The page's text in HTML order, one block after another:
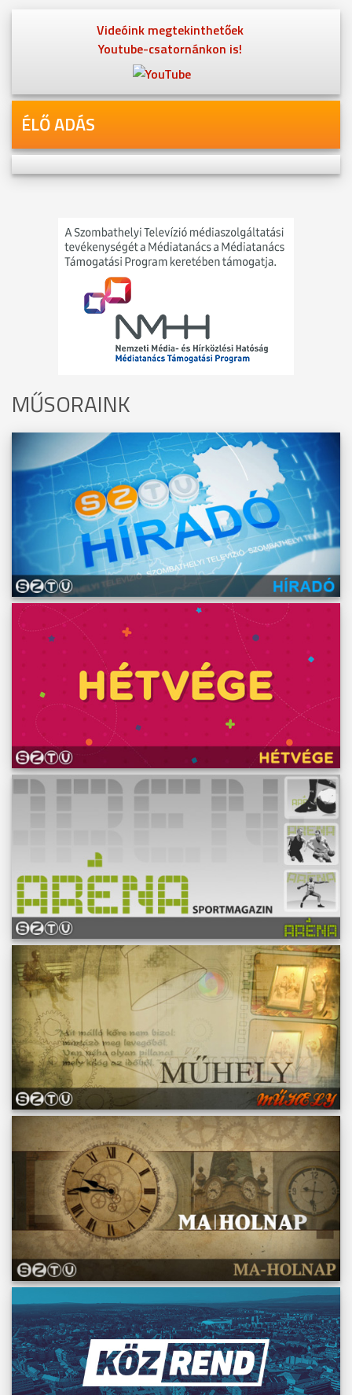
Videóink megtekinthetőek
Youtube-csatornánkon is!
ÉLŐ ADÁS
MŰSORAINK